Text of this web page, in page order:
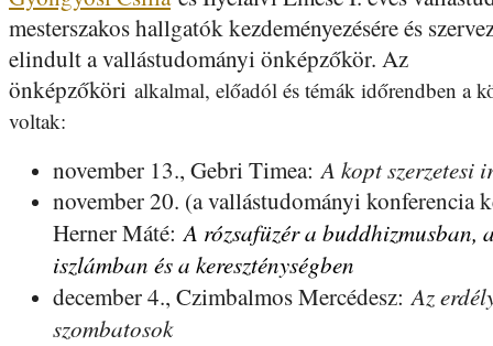
mesterszakos hallgatók kezdeményezésére és
elindult a vallástudományi önképzőkör. Az
önképzőköri alkalmal, előadól és témák időrendben a
voltak:
november 13., Gebri Timea:A kopt szerzetesi
november 20. (a vallástudományi konferencia
Herner Máté:A rózsafüzér a buddhizmusban,
iszlámban és a kereszténységben
december 4., Czimbalmos Mercédesz:Az
szombatosok